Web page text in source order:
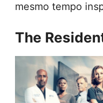
mesmo tempo
The